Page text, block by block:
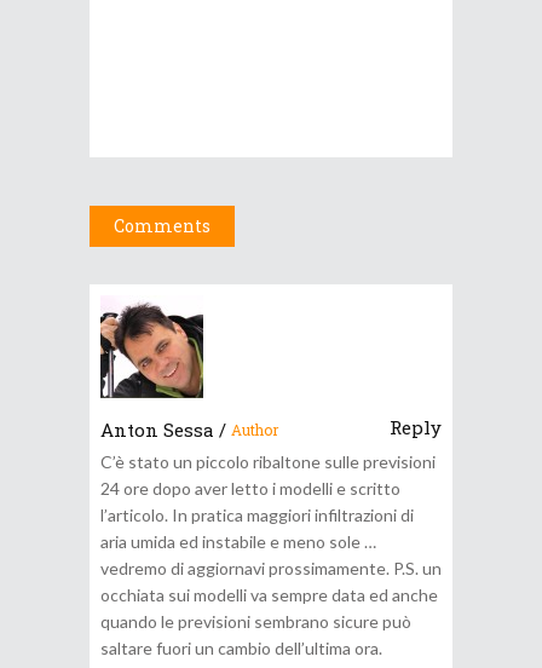
Comments
Anton Sessa / Author Reply
C’è stato un piccolo ribaltone sulle previsioni
24 ore dopo aver letto i modelli e scritto
l’articolo. In pratica maggiori infiltrazioni di
aria umida ed instabile e meno sole …
vedremo di aggiornavi prossimamente. P.S. un
occhiata sui modelli va sempre data ed anche
quando le previsioni sembrano sicure può
saltare fuori un cambio dell’ultima ora.